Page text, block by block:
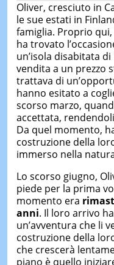
Oliver, cresciuto in
le sue estati in
famiglia. Proprio
ha trovato
un’isola disabitata
vendita a un prezzo
trattava di
hanno esitato a
scorso marzo,
accettata,
Da quel momento,
costruzione della
immerso nella
Lo scorso giugno,
piede per la prima
momento era
anni. Il loro arrivo
un’avventura che li
costruzione della
che crescerà
piano è quello